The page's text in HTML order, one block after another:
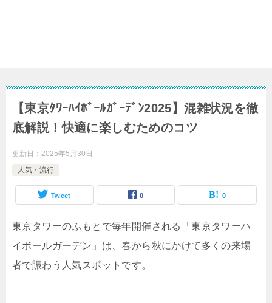
【東京ﾀﾜｰﾊｲﾎﾞｰﾙｶﾞｰﾃﾞﾝ2025】混雑状況を徹
底解説！快適に楽しむためのコツ
更新日： 2025年5月30日
人気・流行
Tweet 0 0
東京タワーのふもとで毎年開催される「東京タワーハ
イボールガーデン」は、春から秋にかけて多くの来場
者で賑わう人気スポットです。